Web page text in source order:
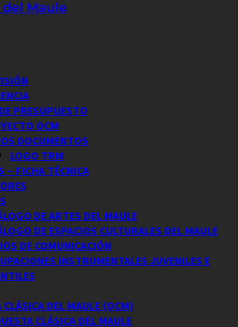
PRESUPUESTO
OCM
DOCUMENTOS
LOGO TRM
– FICHA TÉCNICA
DE ARTES DEL MAULE
DE ESPACIOS CULTURALES DEL MAULE
DE COMUNICACIÓN
INSTRUMENTALES JUVENILES E
CLÁSICA DEL MAULE (OCM)
CLÁSICA DEL MAULE